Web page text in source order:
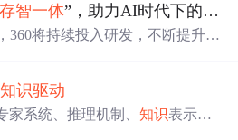
存智一体”，助力AI时代下的企业
360将持续投入研发，不断提升36
业实现知识
时代的浪潮中充分释放自身潜
知识驱动
家系统、推理机制、知识表示、